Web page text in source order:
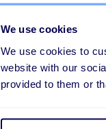
We use cookies
We use cookies to
website with our
provided to them or